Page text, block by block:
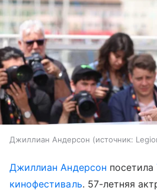
Джиллиан Андерсон источник:
Джиллиан Андерсон посетила
кинофестиваль. 57-летняя